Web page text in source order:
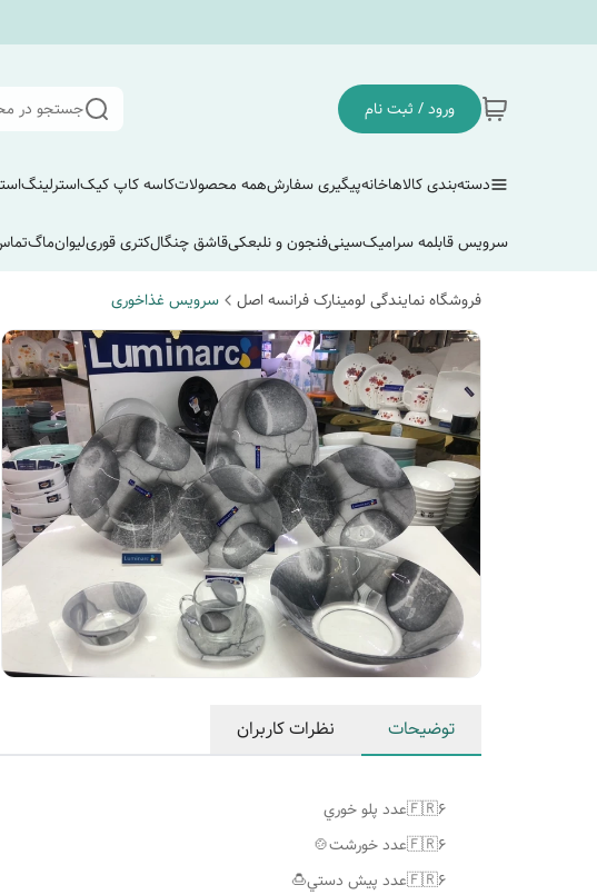
ورود / ثبت نام جستجو در
دسته‌بندی کالاهاخانهپیگیری سفارشهمه محصولاتکاسه کاپ کیکاسترلینگ
سرویس قابلمه سرامیکسینیفنجون و نلبعکیقاشق چنگالکتری قوریلیوانماگ
فروشگاه نمایندگی لومینارک فرانسه اصل سرویس غذاخوری
توضیحات نظرات کاربران